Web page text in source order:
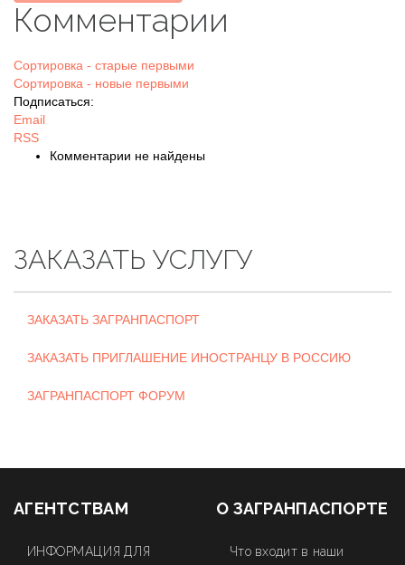
Комментарии
Сортировка - старые первыми
Сортировка - новые первыми
Подписаться:
Email
RSS
Комментарии не найдены
ЗАКАЗАТЬ УСЛУГУ
ЗАКАЗАТЬ ЗАГРАНПАСПОРТ
ЗАКАЗАТЬ ПРИГЛАШЕНИЕ ИНОСТРАНЦУ В РОССИЮ
ЗАГРАНПАСПОРТ ФОРУМ
АГЕНТСТВАМ
ИНФОРМАЦИЯ ДЛЯ
О ЗАГРАНПАСПОРТЕ
Что входит в наши